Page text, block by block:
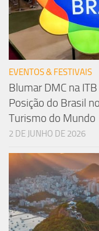
EVENTOS & FESTIVAIS
Blumar DMC na
Posição do Brasil
Turismo do Mundo
2 DE JUNHO DE 2026